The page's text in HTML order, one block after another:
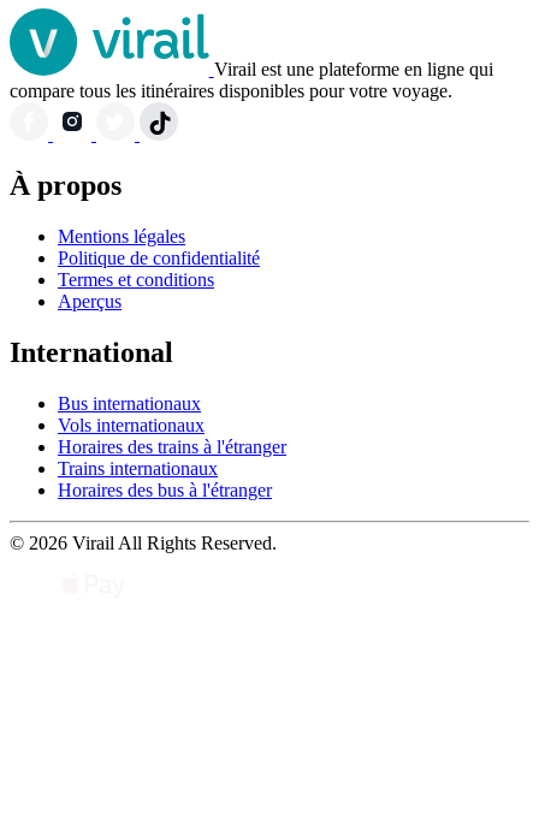
Virail est une plateforme en ligne qui
compare tous les itinéraires disponibles pour votre voyage.
À propos
Mentions légales
Politique de confidentialité
Termes et conditions
Aperçus
International
Bus internationaux
Vols internationaux
Horaires des trains à l'étranger
Trains internationaux
Horaires des bus à l'étranger
© 2026 Virail All Rights Reserved.